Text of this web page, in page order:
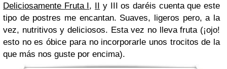
Deliciosamente Fruta I, II y III os daréis cuenta que este
tipo de postres me encantan. Suaves, ligeros pero, a la
vez, nutritivos y deliciosos. Esta vez no lleva fruta (¡ojo!
esto no es óbice para no incorporarle unos trocitos de la
que más nos guste por encima).